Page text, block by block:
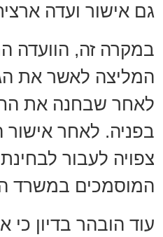
גם אישור ועדה
במקרה זה, הוועדה
המליצה לאשר את
לאחר שבחנה את
בפניה. לאחר
צפויה לעבור
המוסמכים במשרד
עוד הובהר בדיון כי